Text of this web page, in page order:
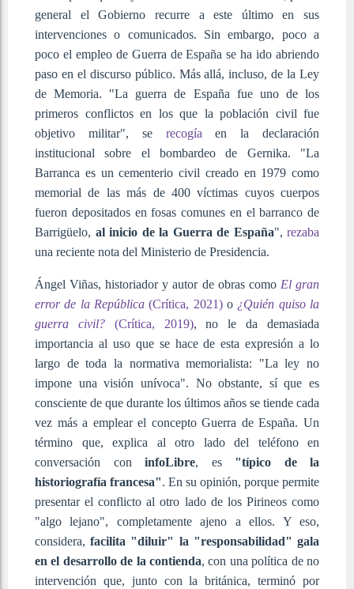
general el Gobierno recurre a este último en sus
intervenciones o comunicados. Sin embargo, poco a
poco el empleo de Guerra de España se ha ido abriendo
paso en el discurso público. Más allá, incluso, de la Ley
de Memoria. "La guerra de España fue uno de los
primeros conflictos en los que la población civil fue
objetivo militar", se recogía en la declaración
institucional sobre el bombardeo de Gernika. "La
Barranca es un cementerio civil creado en 1979 como
memorial de las más de 400 víctimas cuyos cuerpos
fueron depositados en fosas comunes en el barranco de
Barrigüelo, al inicio de la Guerra de España", rezaba
una reciente nota del Ministerio de Presidencia.
Ángel Viñas, historiador y autor de obras como El gran
error de la República (Crítica, 2021)o ¿Quién quiso la
guerra civil?(Crítica, 2019), no le da demasiada
importancia al uso que se hace de esta expresión a lo
largo de toda la normativa memorialista: "La ley no
impone una visión unívoca". No obstante, sí que es
consciente de que durante los últimos años se tiende cada
vez más a emplear el concepto Guerra de España. Un
término que, explica al otro lado del teléfono en
conversación con infoLibre, es "típico de la
historiografía francesa". En su opinión, porque permite
presentar el conflicto al otro lado de los Pirineos como
"algo lejano", completamente ajeno a ellos. Y eso,
considera,facilita "diluir" la "responsabilidad" gala
en el desarrollo de la contienda, con una política de no
intervención que, junto con la británica, terminó por